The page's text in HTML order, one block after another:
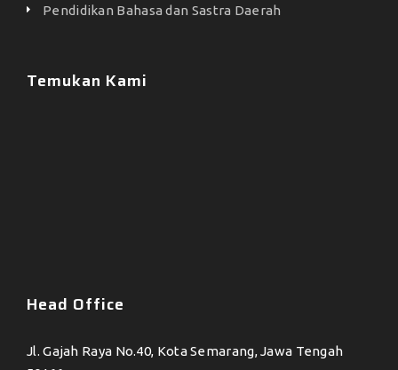
Pendidikan Bahasa dan Sastra Daerah
Temukan Kami
Head Office
Jl. Gajah Raya No.40, Kota Semarang, Jawa Tengah